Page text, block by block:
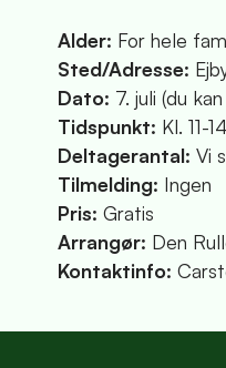
Alder: For hele
Sted/Adresse:
Dato: 7. juli (du
Tidspunkt: Kl. 11-14
Deltagerantal: Vi
Tilmelding: Ingen
Pris: Gratis
Arrangør: Den
Kontaktinfo: